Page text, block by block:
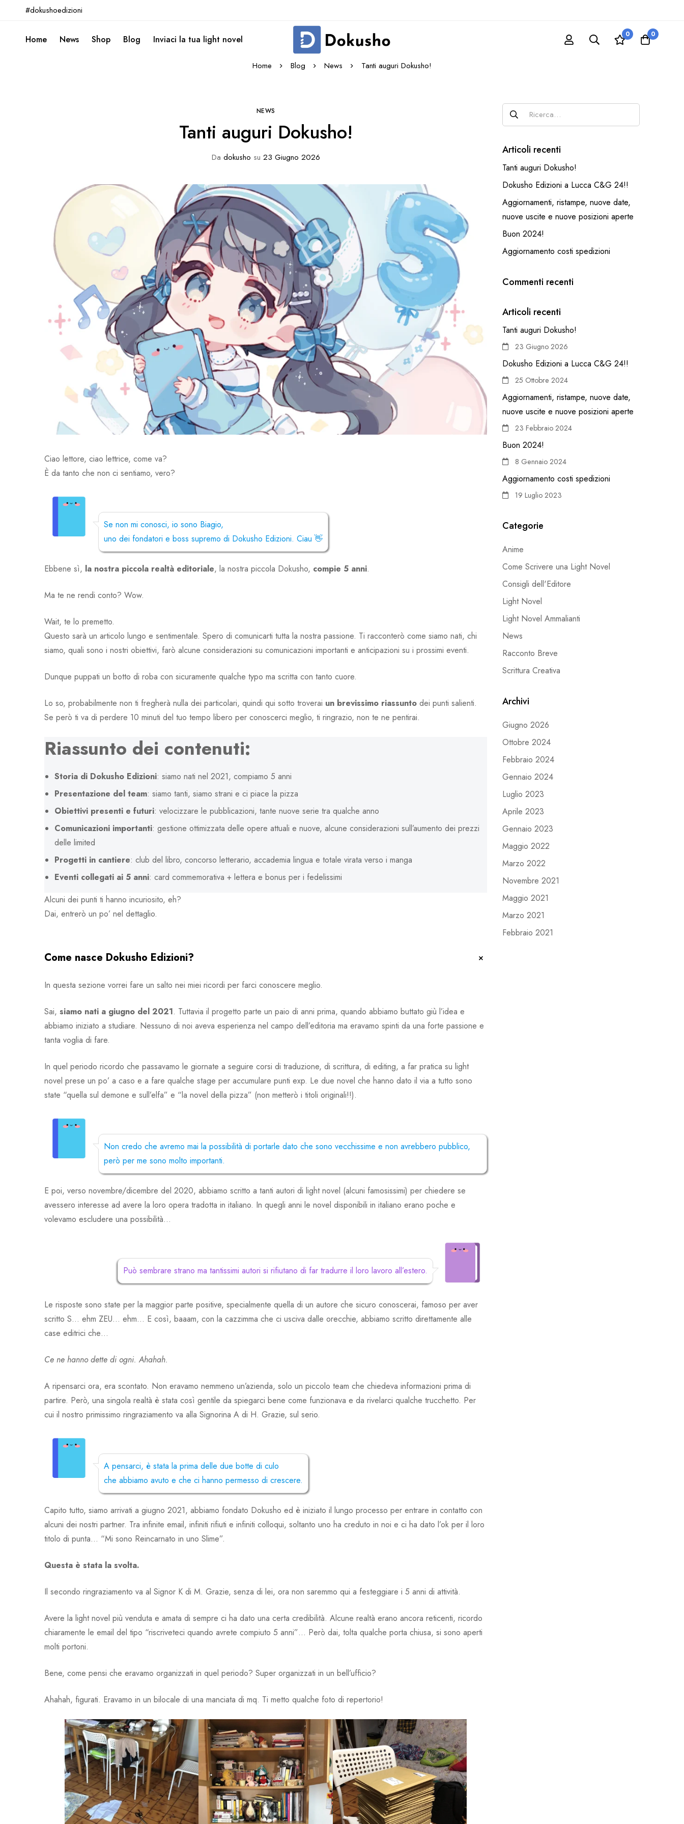
#dokushoedizioni
Home News Shop Blog Inviaci la tua light novel 0 0
Home Blog News Tanti auguri Dokusho!
NEWS
Tanti auguri Dokusho!
Da dokusho su 23 Giugno 2026
Ciao lettore, ciao lettrice, come va?
È da tanto che non ci sentiamo, vero?
Se non mi conosci, io sono Biagio,
uno dei fondatori e boss supremo di Dokusho Edizioni. Ciau 👋
Ebbene sì, la nostra piccola realtà editoriale, la nostra piccola Dokusho, compie 5 anni.
Ma te ne rendi conto? Wow.
Wait, te lo premetto.
Questo sarà un articolo lungo e sentimentale. Spero di comunicarti tutta la nostra passione. Ti racconterò come siamo nati, chi
siamo, quali sono i nostri obiettivi, farò alcune considerazioni su comunicazioni importanti e anticipazioni su i prossimi eventi.
Dunque puppati un botto di roba con sicuramente qualche typo ma scritta con tanto cuore.
Lo so, probabilmente non ti fregherà nulla dei particolari, quindi qui sotto troverai un brevissimo riassunto dei punti salienti.
Se però ti va di perdere 10 minuti del tuo tempo libero per conoscerci meglio, ti ringrazio, non te ne pentirai.
Riassunto dei contenuti:
Storia di Dokusho Edizioni: siamo nati nel 2021, compiamo 5 anni
Presentazione del team: siamo tanti, siamo strani e ci piace la pizza
Obiettivi presenti e futuri: velocizzare le pubblicazioni, tante nuove serie tra qualche anno
Comunicazioni importanti: gestione ottimizzata delle opere attuali e nuove, alcune considerazioni sull’aumento dei prezzi
delle limited
Progetti in cantiere: club del libro, concorso letterario, accademia lingua e totale virata verso i manga
Eventi collegati ai 5 anni: card commemorativa + lettera e bonus per i fedelissimi
Alcuni dei punti ti hanno incuriosito, eh?
Dai, entrerò un po’ nel dettaglio.
Come nasce Dokusho Edizioni? +
In questa sezione vorrei fare un salto nei miei ricordi per farci conoscere meglio.
Sai, siamo nati a giugno del 2021. Tuttavia il progetto parte un paio di anni prima, quando abbiamo buttato giù l’idea e
abbiamo iniziato a studiare. Nessuno di noi aveva esperienza nel campo dell’editoria ma eravamo spinti da una forte passione e
tanta voglia di fare.
In quel periodo ricordo che passavamo le giornate a seguire corsi di traduzione, di scrittura, di editing, a far pratica su light
novel prese un po’ a caso e a fare qualche stage per accumulare punti exp. Le due novel che hanno dato il via a tutto sono
state “quella sul demone e sull’elfa” e “la novel della pizza” (non metterò i titoli originali!!).
Non credo che avremo mai la possibilità di portarle dato che sono vecchissime e non avrebbero pubblico,
però per me sono molto importanti.
E poi, verso novembre/dicembre del 2020, abbiamo scritto a tanti autori di light novel (alcuni famosissimi) per chiedere se
avessero interesse ad avere la loro opera tradotta in italiano. In quegli anni le novel disponibili in italiano erano poche e
volevamo escludere una possibilità…
Può sembrare strano ma tantissimi autori si rifiutano di far tradurre il loro lavoro all’estero.
Le risposte sono state per la maggior parte positive, specialmente quella di un autore che sicuro conoscerai, famoso per aver
scritto S… ehm ZEU… ehm… E così, baaam, con la cazzimma che ci usciva dalle orecchie, abbiamo scritto direttamente alle
case editrici che…
Ce ne hanno dette di ogni. Ahahah.
A ripensarci ora, era scontato. Non eravamo nemmeno un’azienda, solo un piccolo team che chiedeva informazioni prima di
partire. Però, una singola realtà è stata così gentile da spiegarci bene come funzionava e da rivelarci qualche trucchetto. Per
cui il nostro primissimo ringraziamento va alla Signorina A di H. Grazie, sul serio.
A pensarci, è stata la prima delle due botte di culo
che abbiamo avuto e che ci hanno permesso di crescere.
Capito tutto, siamo arrivati a giugno 2021, abbiamo fondato Dokusho ed è iniziato il lungo processo per entrare in contatto con
alcuni dei nostri partner. Tra infinite email, infiniti rifiuti e infiniti colloqui, soltanto uno ha creduto in noi e ci ha dato l’ok per il loro
titolo di punta… “Mi sono Reincarnato in uno Slime”.
Questa è stata la svolta.
Il secondo ringraziamento va al Signor K di M. Grazie, senza di lei, ora non saremmo qui a festeggiare i 5 anni di attività.
Avere la light novel più venduta e amata di sempre ci ha dato una certa credibilità. Alcune realtà erano ancora reticenti, ricordo
chiaramente le email del tipo “riscriveteci quando avrete compiuto 5 anni”… Però dai, tolta qualche porta chiusa, si sono aperti
molti portoni.
Bene, come pensi che eravamo organizzati in quel periodo? Super organizzati in un bell’ufficio?
Ahahah, figurati. Eravamo in un bilocale di una manciata di mq. Ti metto qualche foto di repertorio!
Articoli recenti
Tanti auguri Dokusho!
Dokusho Edizioni a Lucca C&G 24!!
Aggiornamenti, ristampe, nuove date,
nuove uscite e nuove posizioni aperte
Buon 2024!
Aggiornamento costi spedizioni
Commenti recenti
Articoli recenti
Tanti auguri Dokusho!
23 Giugno 2026
Dokusho Edizioni a Lucca C&G 24!!
25 Ottobre 2024
Aggiornamenti, ristampe, nuove date,
nuove uscite e nuove posizioni aperte
23 Febbraio 2024
Buon 2024!
8 Gennaio 2024
Aggiornamento costi spedizioni
19 Luglio 2023
Categorie
Anime
Come Scrivere una Light Novel
Consigli dell'Editore
Light Novel
Light Novel Ammalianti
News
Racconto Breve
Scrittura Creativa
Archivi
Giugno 2026
Ottobre 2024
Febbraio 2024
Gennaio 2024
Luglio 2023
Aprile 2023
Gennaio 2023
Maggio 2022
Marzo 2022
Novembre 2021
Maggio 2021
Marzo 2021
Febbraio 2021